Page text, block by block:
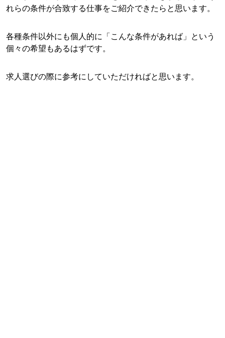
れらの条件が合致する仕事をご紹介できたらと思います。
各種条件以外にも個人的に「こんな条件があれば」という
個々の希望もあるはずです。
求人選びの際に参考にしていただければと思います。